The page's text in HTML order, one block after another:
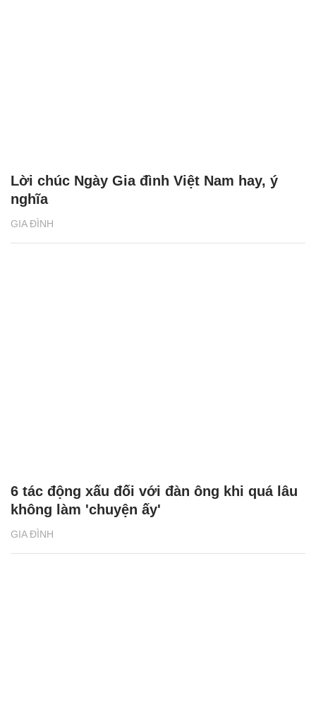
GIA ĐÌNH
Lời chúc Ngày Gia đình Việt Nam hay, ý
nghĩa
GIA ĐÌNH
6 tác động xấu đối với đàn ông khi quá lâu
không làm 'chuyện ấy'